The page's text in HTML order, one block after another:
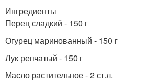
Ингредиенты
Перец сладкий - 150 г
Огурец маринованный - 150 г
Лук репчатый - 150 г
Масло растительное - 2 ст.л.